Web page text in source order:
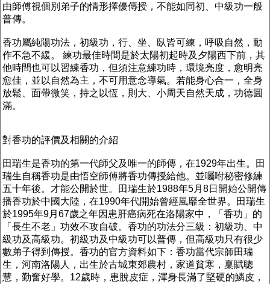
由師傅視個別弟子的情形擇優傳授，不能如同初、中級功一般
普傳。
香功屬純陽功法，初級功，行、坐、臥皆可練，呼吸自然，動
作不急不緩。 練功最佳時間是於太陽初起時及夕陽西下前，其
他時間也可以習練香功，但須注意練功時，環境亮度，愈明亮
愈佳，並以自然為主，不可用意念導氣。若能身心合一，全身
放鬆、面帶微笑，持之以恆，則大、小周天自然天成，功德圓
滿。
對香功的評價及相關的介紹
田瑞生是香功的第一代師父及唯一的師傳，在1929年出生。田
瑞生自稱香功是由悟空師傅將香功傳授給他。並囑咐秘密修練
五十年後。才能公開於世。田瑞生於1988年5月8日開始公開傳
播香功於中國大陸，在1990年代開始曾經風靡全世界。田瑞生
於1995年9月67歲之年因患肝癌病死在洛陽家中，「香功」的
「長生不老」功效不攻自破。香功的功法分三級：初級功、中
級功及高級功。初級功及中級功可以普傳，但高級功只有很少
數弟子得到傳授。香功的官方資料如下：香功當代宗師田瑞
生，河南洛陽人，出生於古城東郊農村，家道貧寒，稟賦聰
慧，勤奮好學。12歲時，患脫皮症，渾身長滿了堅硬的鱗皮，